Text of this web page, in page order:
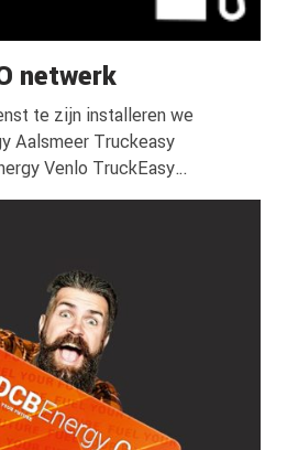
netwerk
te zijn installeren we
Aalsmeer Truckeasy
Venlo TruckEasy
de app voor het hele